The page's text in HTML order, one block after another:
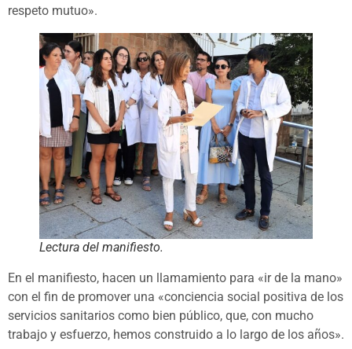
respeto mutuo».
Lectura del manifiesto.
En el manifiesto, hacen un llamamiento para «ir de la mano»
con el fin de promover una «conciencia social positiva de los
servicios sanitarios como bien público, que, con mucho
trabajo y esfuerzo, hemos construido a lo largo de los años».